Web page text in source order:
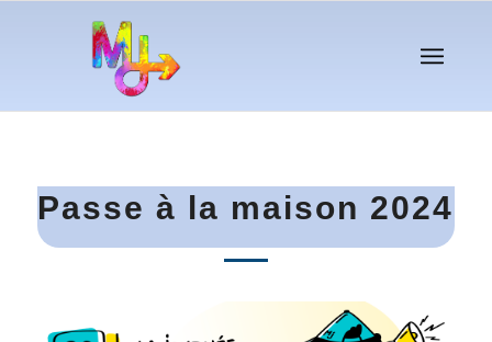
Passe à la maison 2024